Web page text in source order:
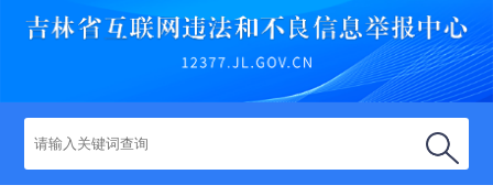
通知公告